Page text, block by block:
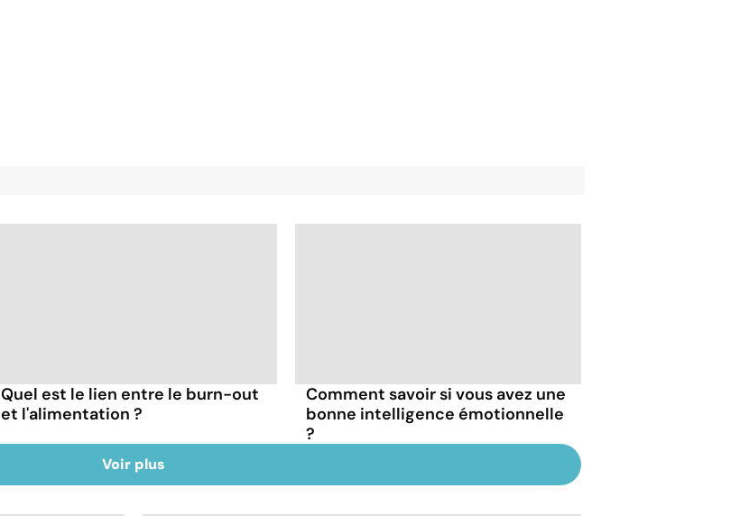
Quel est le lien entre le burn-out
et l'alimentation ?
Comment savoir si vous avez une
bonne intelligence émotionnelle
?
Voir plus